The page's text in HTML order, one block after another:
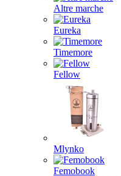
Altre marche
Eureka
Timemore
Fellow
Mlynko
Femobook